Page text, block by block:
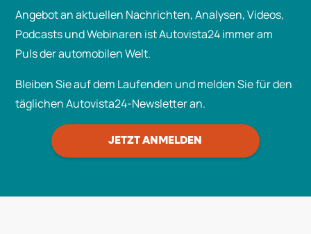
Bewertung dieser Fahrzeuge tw. deutlich
höher. Das entspricht aber den aktuellen
Markt-Gegebenheiten.
Mehrheit der Fahrzeuge am Markt, wird die
neue KM-Korrektur keinen starken Einfluss
auf die Bewertung haben.
werten ab dem 36. Monat relativ stark ab; alle
Ausstattungen werden gleichbehandelt.
Angebot an aktuellen Nachrichten, Analysen, Videos,
Podcasts und Webinaren ist Autovista24 immer am
Puls der automobilen Welt.
Bleiben Sie auf dem Laufenden und melden Sie für den
täglichen Autovista24-Newsletter an.
JETZT ANMELDEN